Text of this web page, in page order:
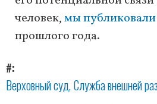
человек,мы публиковали
прошлого года.
#
Верховный суд Служба внешней